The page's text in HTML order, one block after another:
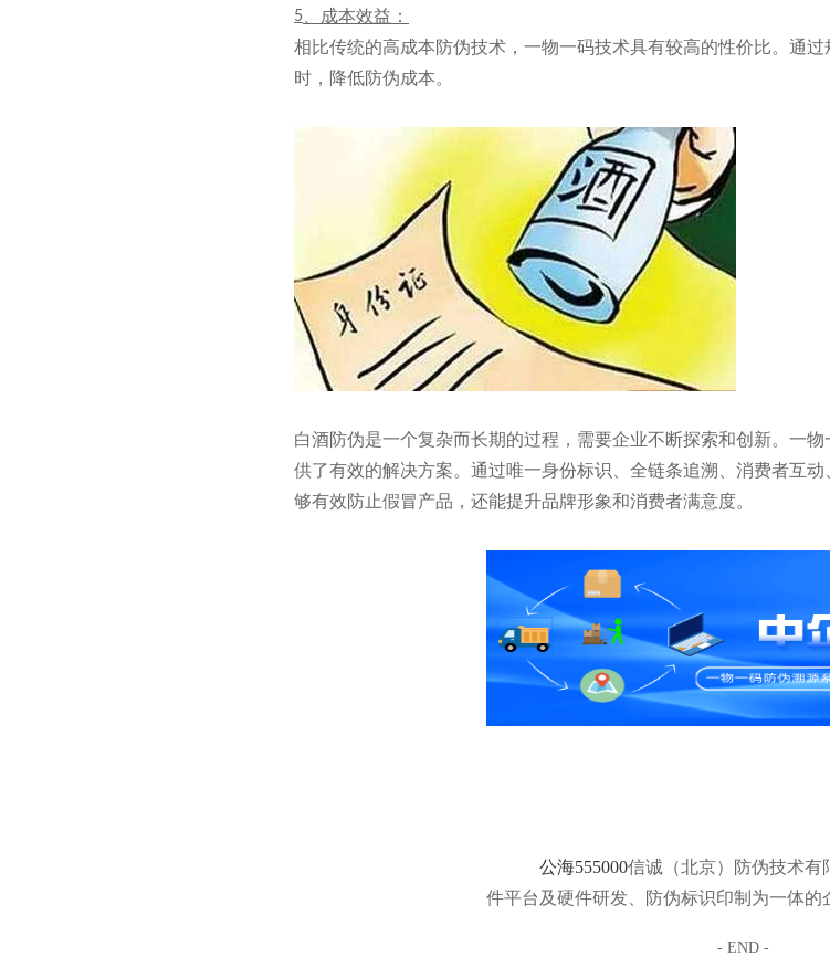
5 、成本效益：
相比传统的高成本防伪技术，一物一码技术具有较高的性价比。通
时，降低防伪成本。
白酒防伪是一个复杂而长期的过程，需要企业不断探索和创新。一
供了有效的解决方案。通过唯一身份标识、全链条追溯、消费者互
够有效防止假冒产品，还能提升品牌形象和消费者满意度。
公海555000信诚（北京）防伪技术有
件平台及硬件研发、防伪标识印制为一体的
- END -